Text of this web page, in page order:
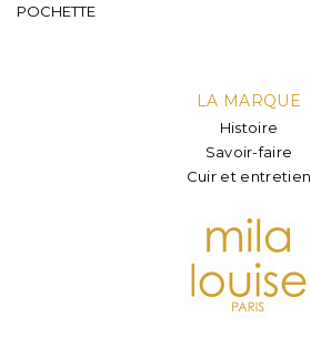
POCHETTE
LA MARQUE
Histoire
Savoir-faire
Cuir et entretien